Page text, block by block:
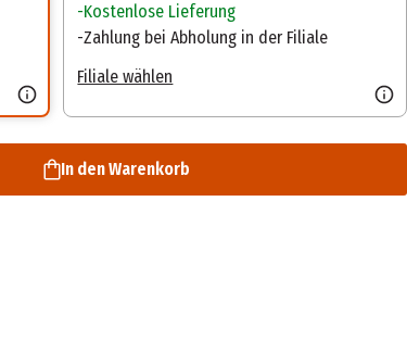
Kostenlose Lieferung
Zahlung bei Abholung in der Filiale
Filiale wählen
In den Warenkorb